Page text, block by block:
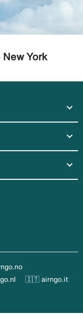
York
expand_more
expand_more
expand_more
🇮🇹 airngo.it